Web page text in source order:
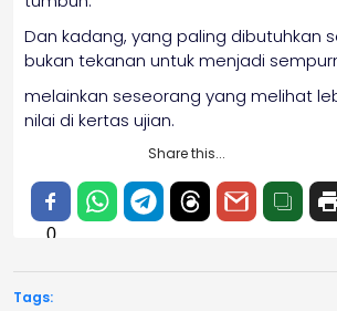
Dan kadang, yang paling dibutuhkan
bukan tekanan untuk menjadi
melainkan seseorang yang melihat
nilai di kertas ujian.
Share this...
0
Tags: